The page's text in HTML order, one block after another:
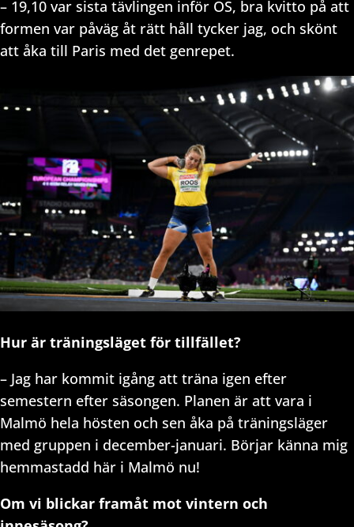
– 19,10 var sista tävlingen inför OS, bra kvitto på att
formen var påväg åt rätt håll tycker jag, och skönt
att åka till Paris med det genrepet.
Hur är träningsläget för tillfället?
– Jag har kommit igång att träna igen efter
semestern efter säsongen. Planen är att vara i
Malmö hela hösten och sen åka på träningsläger
med gruppen i december-januari. Börjar känna mig
hemmastadd här i Malmö nu!
Om vi blickar framåt mot vintern och